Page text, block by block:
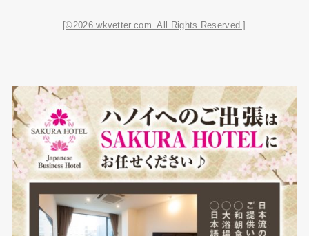
[©2026 wkvetter.com. All Rights Reserved.]